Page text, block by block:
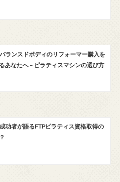
バランスドボディのリフォーマー購入を
あなたへ – ピラティスマシンの選び方
成功者が語るFTPピラティス資格取得の